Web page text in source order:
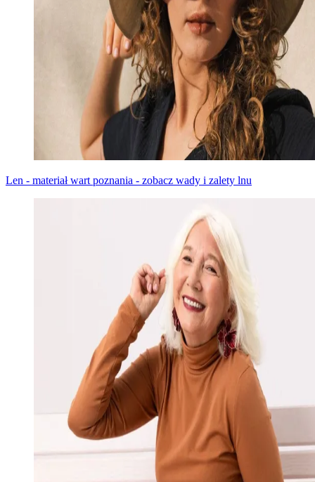
Len - materiał wart poznania - zobacz wady i zalety lnu